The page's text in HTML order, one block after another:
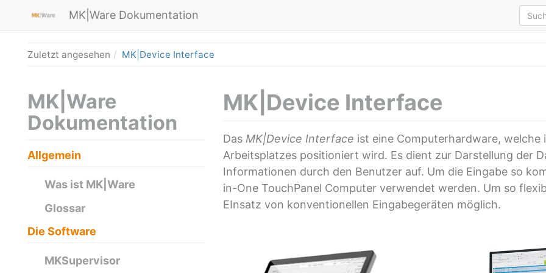
MK|Ware Dokumentation
Zuletzt angesehen MK|Device Interface
MK|Ware
Dokumentation
Allgemein
Was ist MK|Ware
Glossar
Die Software
MKSupervisor
MK|Device Interface
Das MK|Device Interface ist eine Computerhardware,
Arbeitsplatzes positioniert wird. Es dient zur Darstellung der
Informationen durch den Benutzer auf. Um die Eingabe so
in-One TouchPanel Computer verwendet werden. Um so
EInsatz von konventionellen Eingabegeräten möglich.